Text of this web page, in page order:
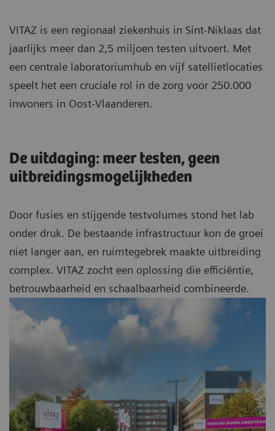
VITAZ is een regionaal ziekenhuis in Sint-Niklaas dat
jaarlijks meer dan 2,5 miljoen testen uitvoert. Met
een centrale laboratoriumhub en vijf satellietlocaties
speelt het een cruciale rol in de zorg voor 250.000
inwoners in Oost-Vlaanderen.
De uitdaging: meer testen, geen
uitbreidingsmogelijkheden
Door fusies en stijgende testvolumes stond het lab
onder druk. De bestaande infrastructuur kon de groei
niet langer aan, en ruimtegebrek maakte uitbreiding
complex. VITAZ zocht een oplossing die efficiëntie,
betrouwbaarheid en schaalbaarheid combineerde.